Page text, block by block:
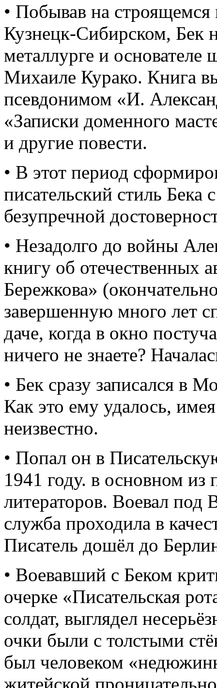
• Побывав на строящемся
Кузнецк-Сибирском, Бек
металлурге и
Михаиле Курако. Книга
псевдонимом «И.
«Записки доменного
и другие повести.
• В этот период
писательский стиль
безупречной
• Незадолго до войны
книгу об отечественных
Бережкова»
завершенную много лет
даче, когда в окно
ничего не знаете?
• Бек сразу записался в
Как это ему удалось,
неизвестно.
• Попал он в
1941 году. в основном из
литераторов. Воевал под
служба проходила в
Писатель дошёл до
• Воевавший с Беком
очерке «Писательская
солдат, выглядел
очки были с толстыми
был человеком